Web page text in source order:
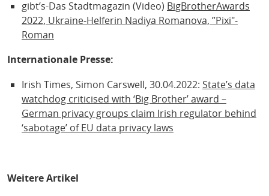
gibt’s-Das Stadtmagazin (Video) BigBrotherAwards
2022, Ukraine-Helferin Nadiya Romanova, ”Pixi"-
Roman
Internationale Presse:
Irish Times, Simon Carswell, 30.04.2022: State’s data
watchdog criticised with ‘Big Brother’ award –
German privacy groups claim Irish regulator behind
‘sabotage’ of EU data privacy laws
Weitere Artikel